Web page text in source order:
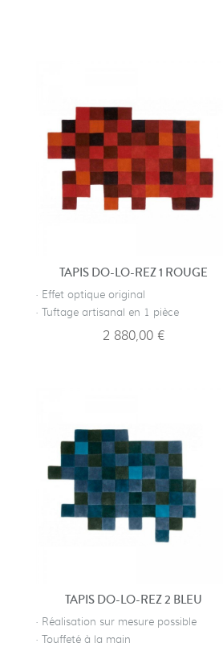
TAPIS DO-LO-REZ 1 ROUGE
· Effet optique original
· Tuftage artisanal en 1 pièce
2 880,00 €
TAPIS DO-LO-REZ 2 BLEU
· Réalisation sur mesure possible
· Touffeté à la main